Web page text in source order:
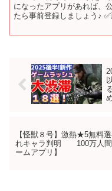
になったアプリがあれば、
たら事前登録しましょう♪
【怪獣８号】激熱★5無料
れキャラ判明 100万人間
ームアプリ】